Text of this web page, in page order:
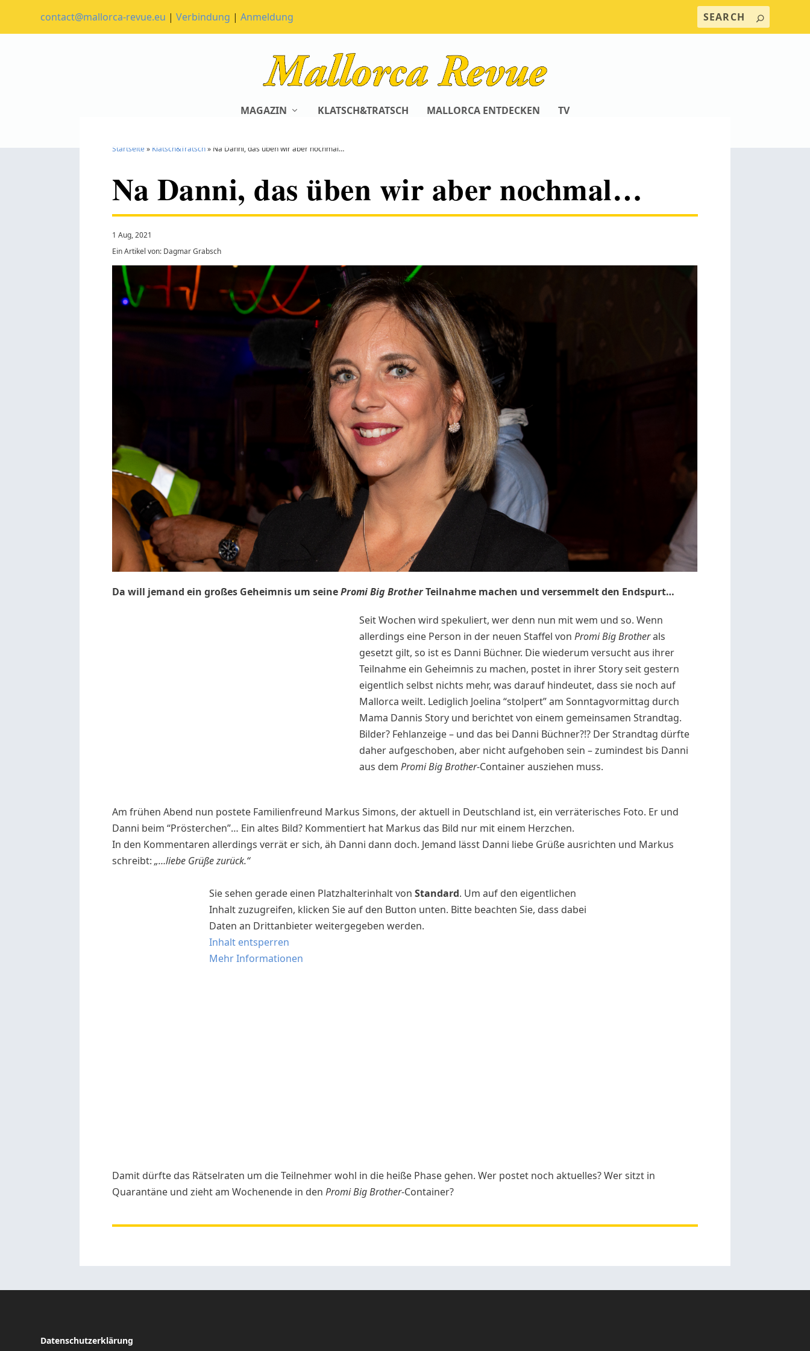
contact@mallorca-revue.eu |Verbindung |Anmeldung
MAGAZIN KLATSCH&TRATSCH MALLORCA ENTDECKEN TV
Startseite» Klatsch&Tratsch» Na Danni, das üben wir aber nochmal…
Na Danni, das üben wir aber nochmal…
1 Aug, 2021
Ein Artikel von: Dagmar Grabsch
Da will jemand ein großes Geheimnis um seinePromi Big BrotherTeilnahme machen und versemmelt den Endspurt…
Seit Wochen wird spekuliert, wer denn nun mit wem und so. Wenn
allerdings eine Person in der neuen Staffel vonPromi Big Brotherals
gesetzt gilt, so ist es Danni Büchner. Die wiederum versucht aus ihrer
Teilnahme ein Geheimnis zu machen, postet in ihrer Story seit gestern
eigentlich selbst nichts mehr, was darauf hindeutet, dass sie noch auf
Mallorca weilt. Lediglich Joelina “stolpert” am Sonntagvormittag durch
Mama Dannis Story und berichtet von einem gemeinsamen Strandtag.
Bilder? Fehlanzeige – und das bei Danni Büchner?!? Der Strandtag dürfte
daher aufgeschoben, aber nicht aufgehoben sein – zumindest bis Danni
aus demPromi Big Brother-Container ausziehen muss.
Am frühen Abend nun postete Familienfreund Markus Simons, der aktuell in Deutschland ist, ein verräterisches Foto. Er und
Danni beim “Prösterchen”… Ein altes Bild? Kommentiert hat Markus das Bild nur mit einem Herzchen.
In den Kommentaren allerdings verrät er sich, äh Danni dann doch. Jemand lässt Danni liebe Grüße ausrichten und Markus
schreibt: „…liebe Grüße zurück.“
Sie sehen gerade einen Platzhalterinhalt von Standard. Um auf den eigentlichen
Inhalt zuzugreifen, klicken Sie auf den Button unten. Bitte beachten Sie, dass dabei
Daten an Drittanbieter weitergegeben werden.
Inhalt entsperren
Mehr Informationen
Damit dürfte das Rätselraten um die Teilnehmer wohl in die heiße Phase gehen. Wer postet noch aktuelles? Wer sitzt in
Quarantäne und zieht am Wochenende in den Promi Big Brother-Container?
Datenschutzerklärung